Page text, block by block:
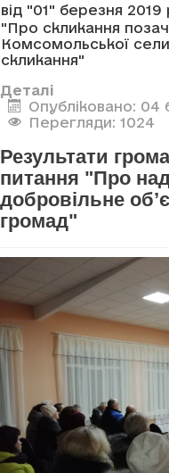
від "01" березня 2019
"Про скликання
Комсомольської
скликання"
Деталі
Опубліковано: 04
Перегляди: 1024
Результати
питання "Про
добровільне
громад"